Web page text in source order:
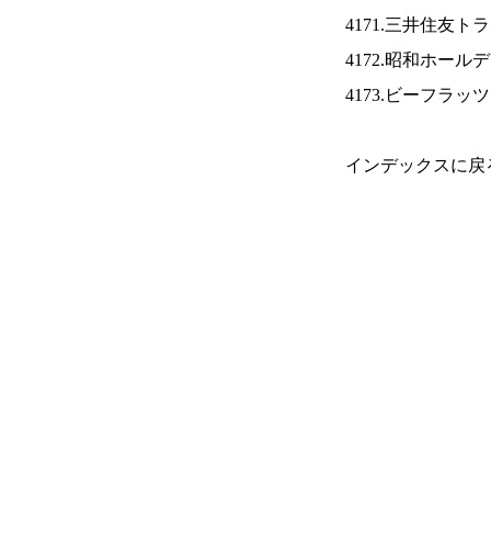
4171.三井住友ト
4172.昭和ホール
4173.ビーフラッ
インデックスに戻